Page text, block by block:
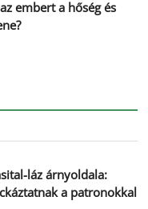
embert a hőség és
láz árnyoldala:
a patronokkal